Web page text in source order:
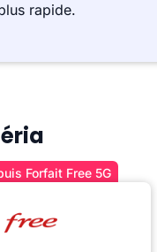
rapide.
Forfait Free 5G